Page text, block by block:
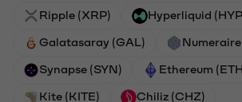
Ripple (XRP) Hyperliquid
Galatasaray (GAL)
Synapse (SYN) Ethereum
Kite (KITE) Chiliz (CHZ)